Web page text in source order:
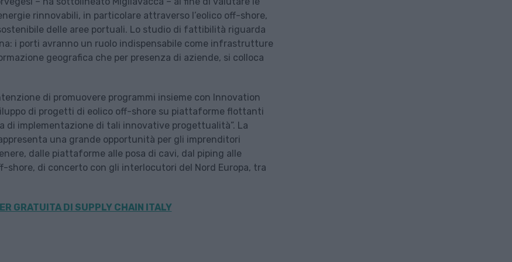
rinnovabili, in particolare attraverso l’eolico off-shore,
delle aree portuali. Lo studio di fattibilità riguarda
i porti avranno un ruolo indispensabile come infrastrutture
geografica che per presenza di aziende, si colloca
di promuovere programmi insieme con Innovation
di progetti di eolico off-shore su piattaforme flottanti
di implementazione di tali innovative progettualità”. La
una grande opportunità per gli imprenditori
dalle piattaforme alle posa di cavi, dal piping alle
di concerto con gli interlocutori del Nord Europa, tra
GRATUITA DI SUPPLY CHAIN ITALY